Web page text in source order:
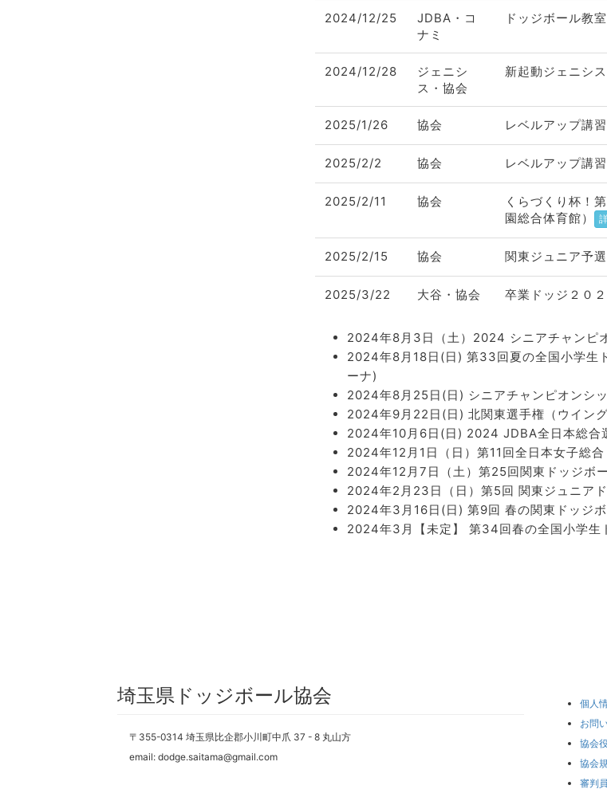
2024/12/25
JDBA・コ
ナミ
ドッジボール教
2024/12/28
ジェニシ
ス・協会
新起動ジェニシ
2025/1/26 協会 レベルアップ講
2025/2/2 協会 レベルアップ講
2025/2/11 協会
くらづくり杯！
園総合体育館）
2025/2/15 協会 関東ジュニア予
2025/3/22 大谷・協会 卒業ドッジ２０
2024年8月3日（土）2024 シニアチャンピ
2024年8月18日(日) 第33回夏の全国小学生
ーナ)
2024年8月25日(日) シニアチャンピオンシ
2024年9月22日(日) 北関東選手権（ウイング
2024年10月6日(日) 2024 JDBA全日本総合
2024年12月1日（日）第11回全日本女子総
2024年12月7日（土）第25回関東ドッジボ
2024年2月23日（日）第5回 関東ジュニア
2024年3月16日(日) 第9回 春の関東ドッジボ
2024年3月【未定】 第34回春の全国小学生
埼玉県ドッジボール協会
〒355-0314 埼玉県比企郡小川町中爪 37 - 8 丸山方
email: dodge.saitama@gmail.com
個人
お問
協会
協会
審判